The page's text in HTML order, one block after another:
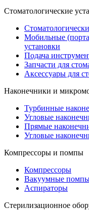
Стоматологические
Мобильные
установки
Подача
Запчасти для
Аксессуары для
Наконечники и
Турбинные
Угловые
Прямые
Угловые
Компрессоры и помпы
Компрессоры
Вакуумные
Аспираторы
Стерилизационное